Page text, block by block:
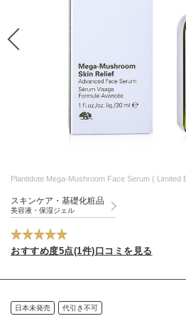
Plantidote Mega-Mushroom Face Serum ( Limited
スキンケア・基礎化粧品
美容液・保湿ジェル
おすすめ度5点(1件)口コミを見る
日本未発売 代引き不可